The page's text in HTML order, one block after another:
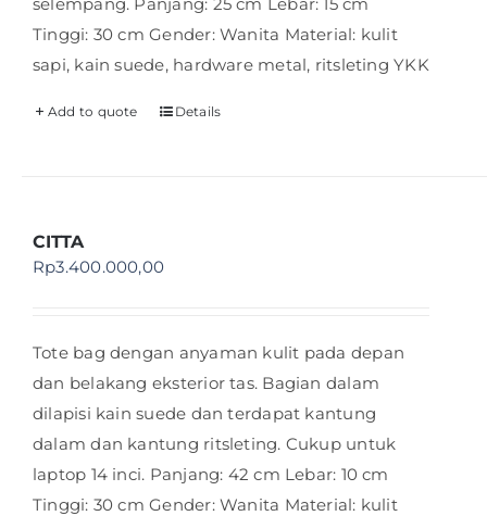
Tinggi: 30 cm Gender: Wanita Material: kulit
sapi, kain suede, hardware metal, ritsleting YKK
Add to quote Details
CITTA
Rp3.400.000,00
Tote bag dengan anyaman kulit pada depan
dan belakang eksterior tas. Bagian dalam
dilapisi kain suede dan terdapat kantung
dalam dan kantung ritsleting. Cukup untuk
laptop 14 inci. Panjang: 42 cm Lebar: 10 cm
Tinggi: 30 cm Gender: Wanita Material: kulit